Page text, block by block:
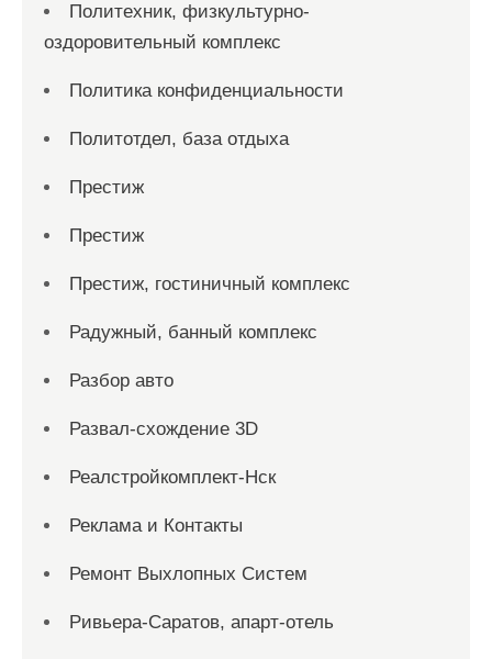
Политехник, физкультурно-
оздоровительный комплекс
Политика конфиденциальности
Политотдел, база отдыха
Престиж
Престиж
Престиж, гостиничный комплекс
Радужный, банный комплекс
Разбор авто
Развал-схождение 3D
Реалстройкомплект-Нск
Реклама и Контакты
Ремонт Выхлопных Систем
Ривьера-Саратов, апарт-отель